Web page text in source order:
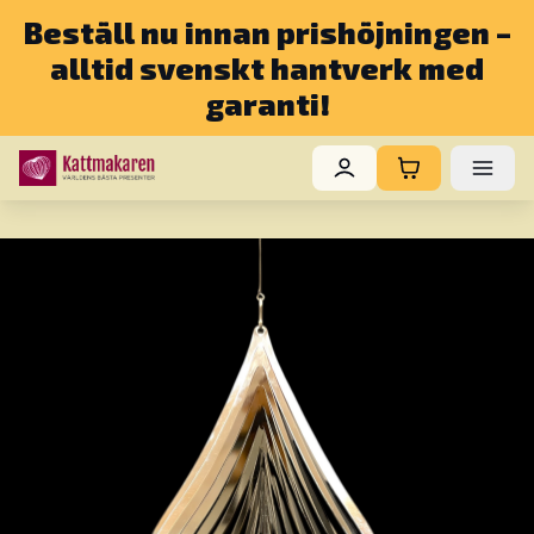
Beställ nu innan prishöjningen –
alltid svenskt hantverk med
garanti!